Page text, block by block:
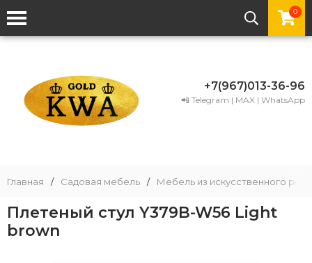
0
+7(967)013-36-96
📲 Telegram | MAX | WhatsApp
Главная / Садовая мебель / Мебель из искусственного
Плетеный стул Y379B-W56 Light
brown